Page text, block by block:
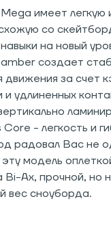
имеет легкую
со
на новый
создает
движения за счет
удлиненных
- легкость и
радовал Вас не
модель
Bi-Ax, прочной, но
вес сноуборда.